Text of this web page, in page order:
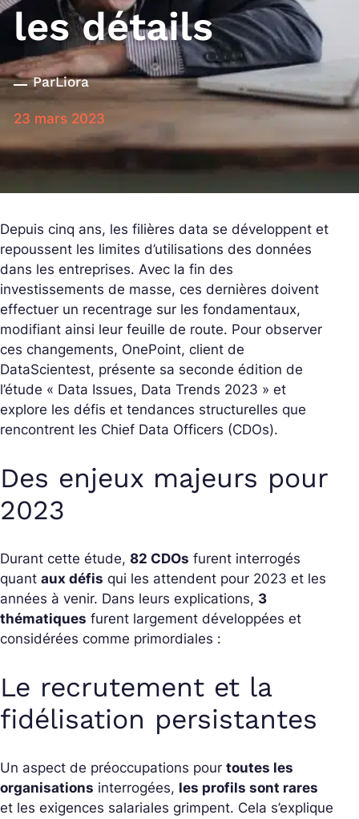
les détails
ParLiora
23 mars 2023
Depuis cinq ans, les filières data se développent et
repoussent les limites d’utilisations des données
dans les entreprises. Avec la fin des
investissements de masse, ces dernières doivent
effectuer un recentrage sur les fondamentaux,
modifiant ainsi leur feuille de route. Pour observer
ces changements, OnePoint, client de
DataScientest, présente sa seconde édition de
l’étude « Data Issues, Data Trends 2023 » et
explore les défis et tendances structurelles que
rencontrent les Chief Data Officers (CDOs).
Des enjeux majeurs pour
2023
Durant cette étude, 82 CDOs furent interrogés
quant aux défis qui les attendent pour 2023 et les
années à venir. Dans leurs explications, 3
thématiques furent largement développées et
considérées comme primordiales :
Le recrutement et la
fidélisation persistantes
Un aspect de préoccupations pour toutes les
organisations interrogées, les profils sont rares
et les exigences salariales grimpent. Cela s’explique